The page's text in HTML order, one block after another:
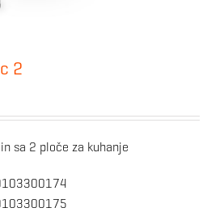
2
sa 2 ploče za kuhanje